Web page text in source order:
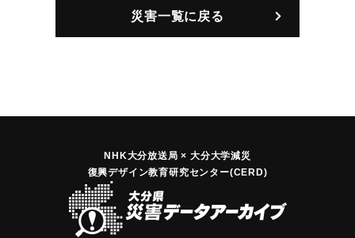
災害一覧に戻る
NHK大分放送局 × 大分大学減災
復興デザイン教育研究センター(CERD)